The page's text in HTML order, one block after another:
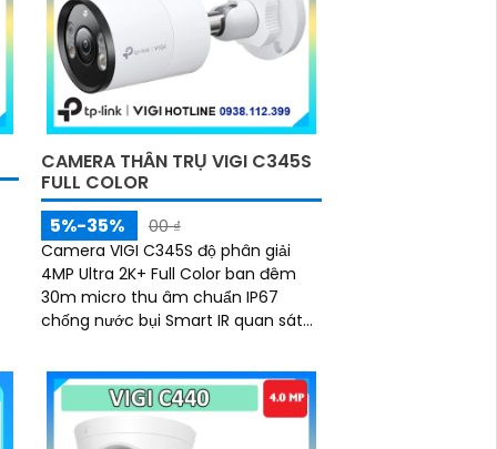
CAMERA THÂN TRỤ VIGI C345S
FULL COLOR
5%-35%
00 ₫
Camera VIGI C345S độ phân giải
4MP Ultra 2K+ Full Color ban đêm
30m micro thu âm chuẩn IP67
chống nước bụi Smart IR quan sát
MicroSD 256GB NVR NAS chuẩn nén
H.265+ tiết kiệm băng thông nhận
diện người phương tiện hành vi bất
thường quản lý qua VIGI App VIGI